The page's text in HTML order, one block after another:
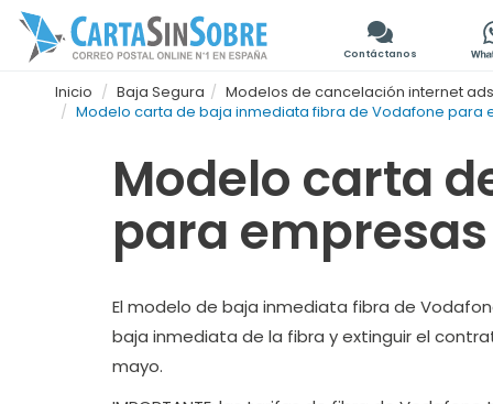
Contáctanos
Inicio Baja Segura Modelos de cancelación internet
Modelo carta de baja inmediata fibra de Vodafone para
Modelo carta
para empresas
El modelo de baja inmediata fibra de
baja inmediata de la fibra y extinguir el
mayo.